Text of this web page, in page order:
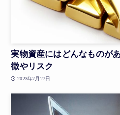
実物資産にはどんなものが
徴やリスク
2023年7月27日